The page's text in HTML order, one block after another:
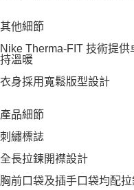
其他細節
Nike Therma-FIT 技術提
持溫暖
衣身採用寬鬆版型設計
產品細節
刺繡標誌
全長拉鍊開襟設計
胸前口袋及插手口袋均配拉